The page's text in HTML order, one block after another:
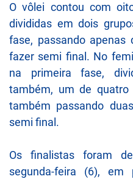
O vôlei contou com
divididas em dois
fase, passando apenas
fazer semi final. No
na primeira fase,
também, um de
também passando
semi final.
Os finalistas foram
segunda-feira (6), em